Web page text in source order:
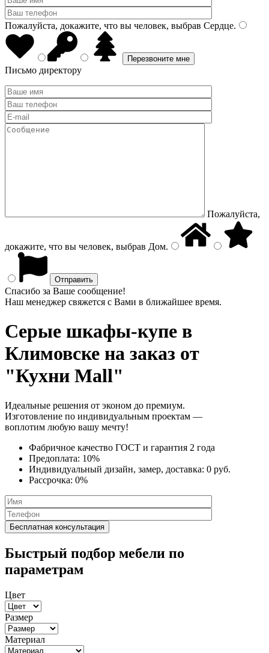
Пожалуйста, докажите, что вы человек, выбрав Сердце.
Письмо директору
Пожалуйста,
докажите, что вы человек, выбрав Дом.
Спасибо за Ваше сообщение!
Наш менеджер свяжется с Вами в ближайшее время.
Серые шкафы-купе в
Климовске на заказ от
"Кухни Mall"
Идеальные решения от эконом до премиум.
Изготовление по индивидуальным проектам —
воплотим любую вашу мечту!
Фабричное качество ГОСТ и гарантия 2 года
Предоплата: 10%
Индивидуальный дизайн, замер, доставка: 0 руб.
Рассрочка: 0%
Быстрый подбор мебели по
параметрам
Цвет
Размер
Материал